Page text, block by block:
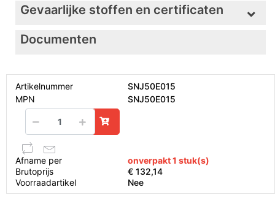
Gevaarlijke stoffen en certificaten
Documenten
Artikelnummer
SNJ50E015
MPN
SNJ50E015
Afname per
onverpakt 1 stuk(s)
Brutoprijs
€ 132,14
Voorraadartikel
Nee